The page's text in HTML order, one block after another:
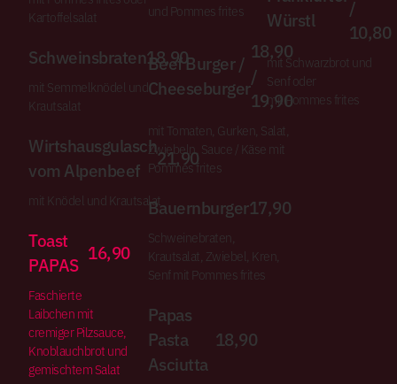
Kartoffelsalat
Schweinsbraten18,90
mit Semmelknödel und
Krautsalat
Wirtshausgulasch
vom Alpenbeef
21,90
mit Knödel und Krautsalat
Toast
PAPAS
16,90
Faschierte
Laibchen mit
cremiger Pilzsauce,
Knoblauchbrot und
gemischtem Salat
und Pommes frites
Beef Burger /
Cheeseburger
18,90
/
19,90
mit Tomaten, Gurken, Salat,
Zwiebeln, Sauce / Käse mit
Pommes frites
Bauernburger17,90
Schweinebraten,
Krautsalat, Zwiebel, Kren,
Senf mit Pommes frites
Papas
Pasta
Asciutta
18,90
Würstl
/
10,80
mit Schwarzbrot und
Senf oder
mit Pommes frites